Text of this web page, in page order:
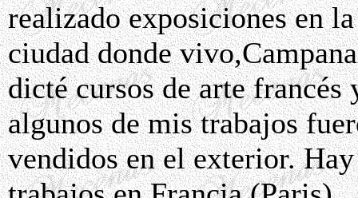
realizado exposiciones en la
ciudad donde
dicté cursos de arte francés
algunos de mis trabajos
vendidos en el exterior. Hay